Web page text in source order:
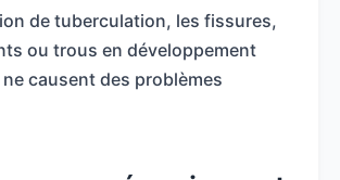
de tuberculation, les fissures,
ou trous en développement
causent des problèmes